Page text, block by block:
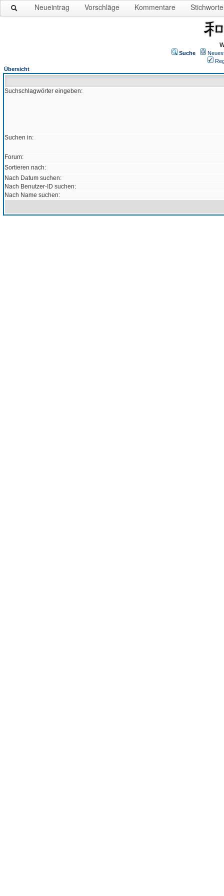
Neueintrag Vorschläge Kommentare Stichworte
Suche
Übersicht
Suchschlagwörter eingeben:
Suchen in:
Forum:
Sortieren nach:
Nach Datum suchen:
Nach Benutzer-ID suchen:
Nach Name suchen: